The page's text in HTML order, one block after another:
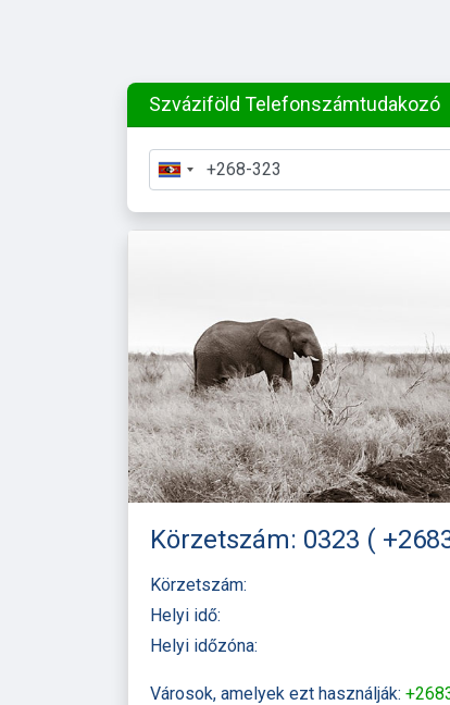
Szváziföld Telefonszámtudakozó
Körzetszám: 0323 (
Körzetszám:
Helyi idő:
Helyi időzóna:
Városok, amelyek ezt használják: